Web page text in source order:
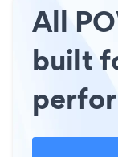
All
built